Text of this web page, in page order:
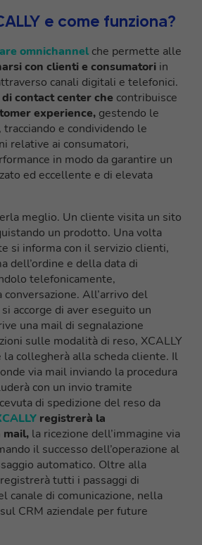
e come funziona?
omnichannelche permette alle
con clienti e consumatori in
canali digitali e telefonici.
contact center che contribuisce
experience, gestendo le
e condividendo le
relative ai consumatori,
in modo da garantire un
ed eccellente e di elevata
meglio. Un cliente visita un sito
un prodotto. Una volta
si informa con il servizio clienti,
dell’ordine e della data di
telefonicamente,
conversazione. All’arrivo del
accorge di aver eseguito un
una mail di segnalazione
sulle modalità di reso, XCALLY
collegherà alla scheda cliente. Il
via mail inviando la procedura
con un invio tramite
di spedizione del reso da
registrerà la
mail, la ricezione dell’immagine via
il successo dell’operazione al
automatico. Oltre alla
registrerà tutti i passaggi di
canale di comunicazione, nella
CRM aziendale per future